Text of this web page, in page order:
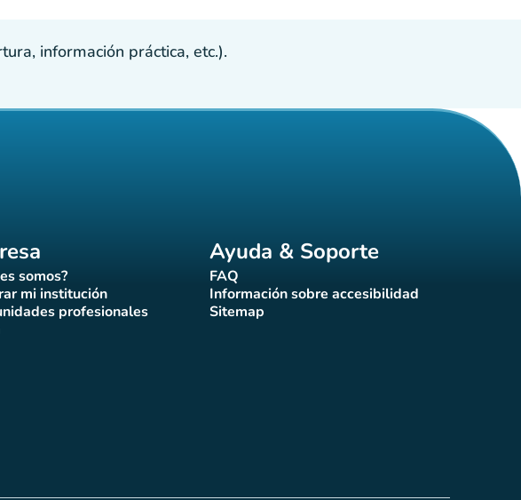
información práctica, etc.).
somos?
(nueva pestaña)
mi institución
(nueva pestaña)
profesionales
(nueva pestaña)
pestaña)
pestaña)
Ayuda & Soporte
FAQ(nueva pestaña)
Información sobre accesibilidad
(nueva pestaña)
Sitemap(nueva pestaña)